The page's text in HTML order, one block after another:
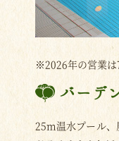
※2026年の営業は
バーデ
25m温水プール、